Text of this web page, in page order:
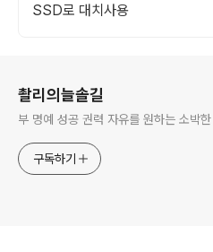
SSD로 대치사용
촬리의늘솔길
부 명예 성공 권력 자유를 원하는 소박
구독하기